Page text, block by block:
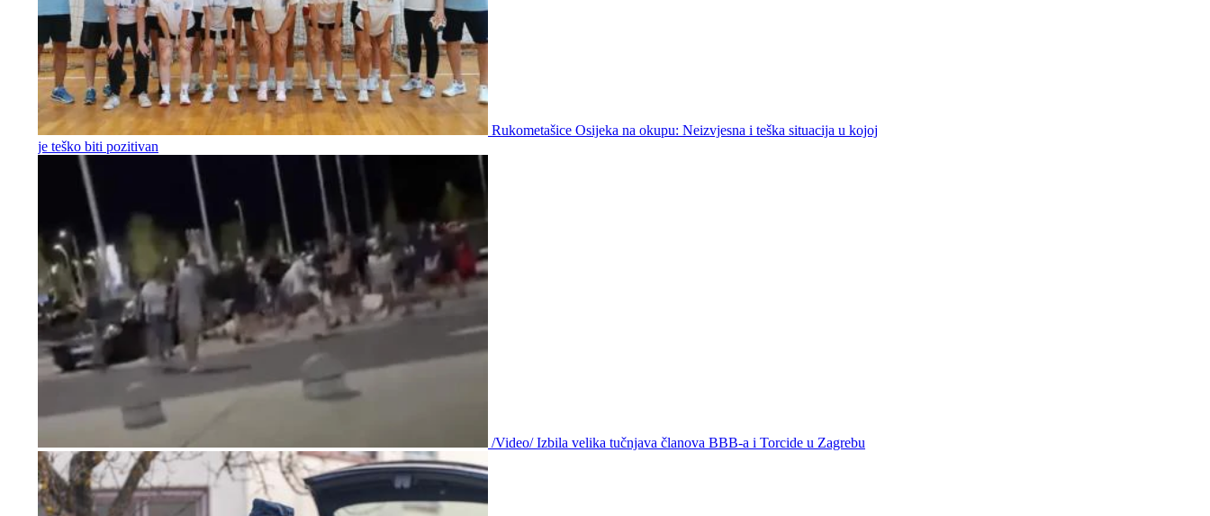
Rukometašice Osijeka na okupu: Neizvjesna i teška situacija u kojoj
je teško biti pozitivan
/Video/ Izbila velika tučnjava članova BBB-a i Torcide u Zagrebu